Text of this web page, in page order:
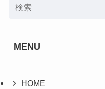
MENU
HOME